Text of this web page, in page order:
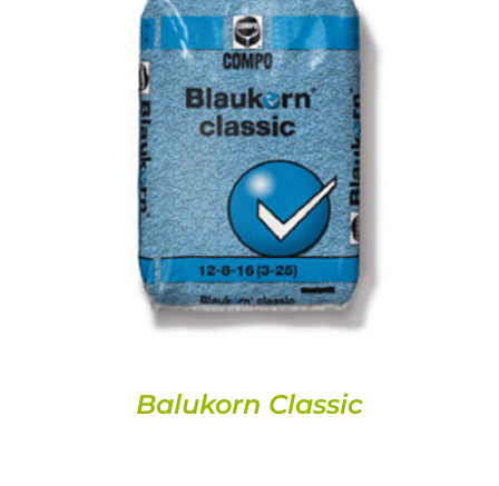
DETALLS
Balukorn Classic